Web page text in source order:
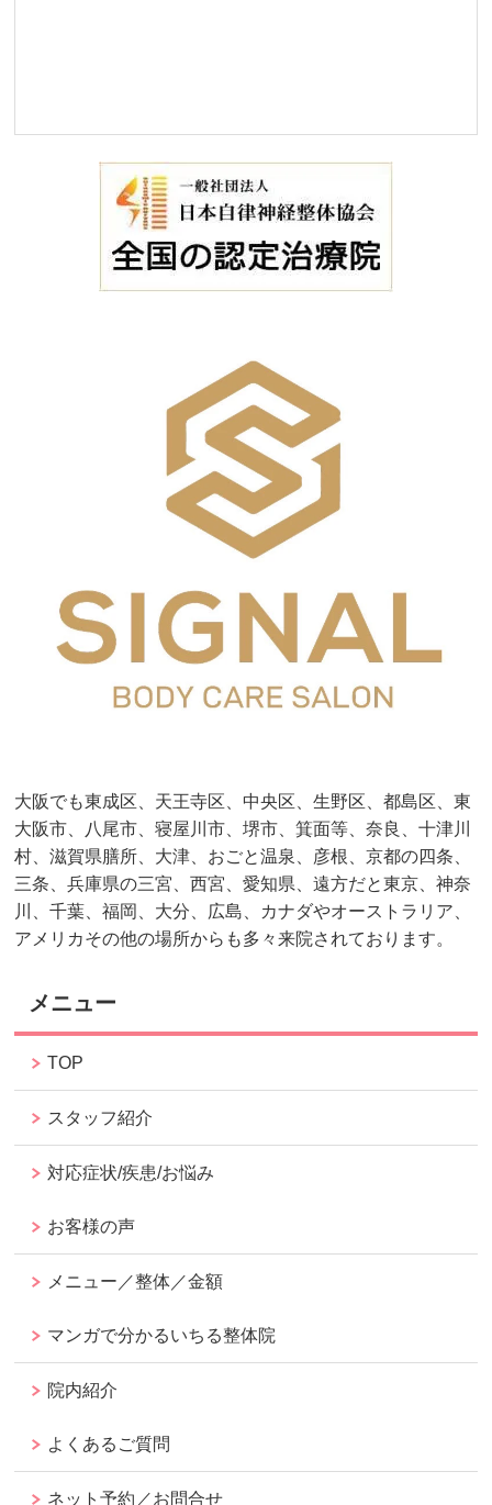
大阪でも東成区、天王寺区、中央区、生野区、都島区、東
大阪市、八尾市、寝屋川市、堺市、箕面等、奈良、十津川
村、滋賀県膳所、大津、おごと温泉、彦根、京都の四条、
三条、兵庫県の三宮、西宮、愛知県、遠方だと東京、神奈
川、千葉、福岡、大分、広島、カナダやオーストラリア、
アメリカその他の場所からも多々来院されております。
メニュー
TOP
スタッフ紹介
対応症状/疾患/お悩み
お客様の声
メニュー／整体／金額
マンガで分かるいちる整体院
院内紹介
よくあるご質問
ネット予約／お問合せ